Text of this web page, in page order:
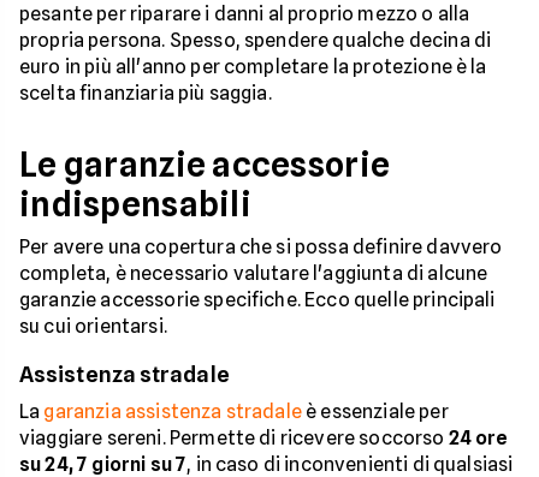
pesante per riparare i danni al proprio mezzo o alla
propria persona. Spesso, spendere qualche decina di
euro in più all'anno per completare la protezione è la
scelta finanziaria più saggia.
Le garanzie accessorie
indispensabili
Per avere una copertura che si possa definire davvero
completa, è necessario valutare l'aggiunta di alcune
garanzie accessorie specifiche. Ecco quelle principali
su cui orientarsi.
Assistenza stradale
La garanzia assistenza stradaleè essenziale per
viaggiare sereni. Permette di ricevere soccorso 24 ore
su 24, 7 giorni su 7, in caso di inconvenienti di qualsiasi